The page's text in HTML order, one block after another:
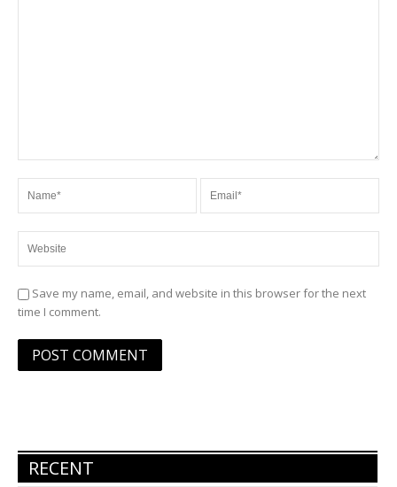
Save my name, email, and website in this browser for the next
time I comment.
RECENT